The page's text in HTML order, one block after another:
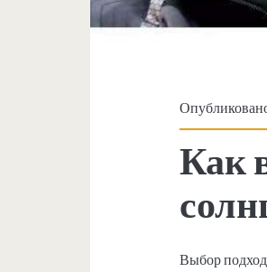
Как
Выбор